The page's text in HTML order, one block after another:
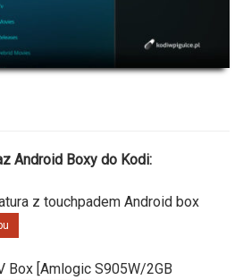
Android Boxy do Kodi:
z touchpadem Android box
Box [Amlogic S905W/2GB